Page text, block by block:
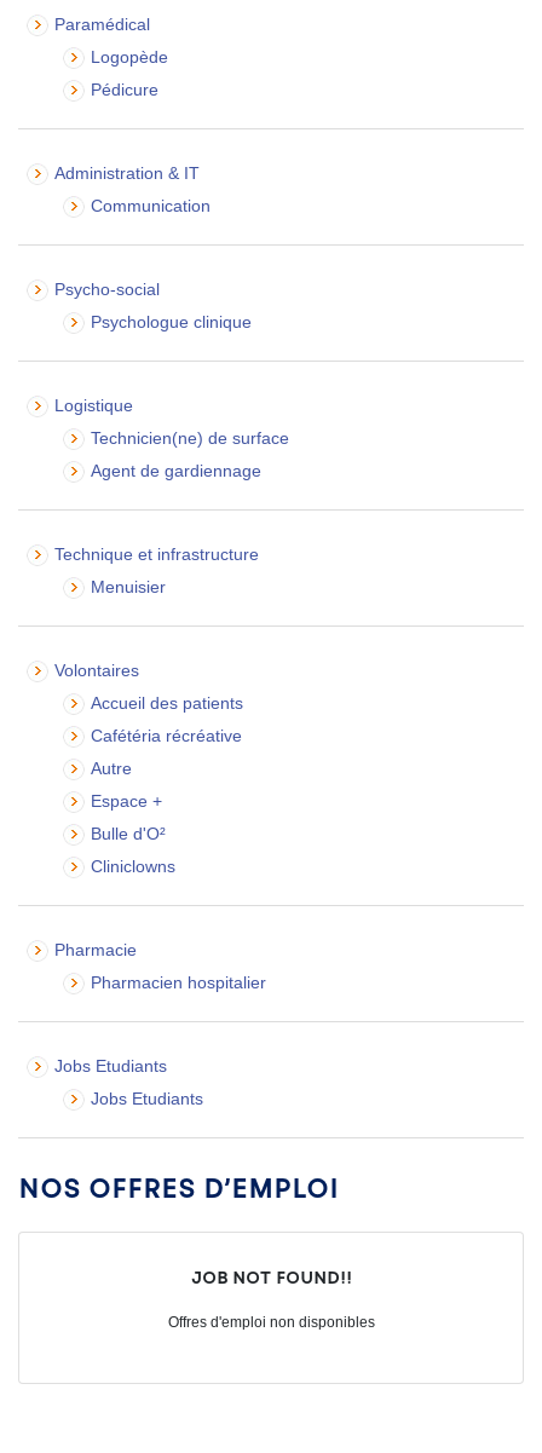
Paramédical
Logopède
Pédicure
Administration & IT
Communication
Psycho-social
Psychologue clinique
Logistique
Technicien(ne) de surface
Agent de gardiennage
Technique et infrastructure
Menuisier
Volontaires
Accueil des patients
Cafétéria récréative
Autre
Espace +
Bulle d'O²
Cliniclowns
Pharmacie
Pharmacien hospitalier
Jobs Etudiants
Jobs Etudiants
Nos offres d’emploi
Job not found!!
Offres d'emploi non disponibles